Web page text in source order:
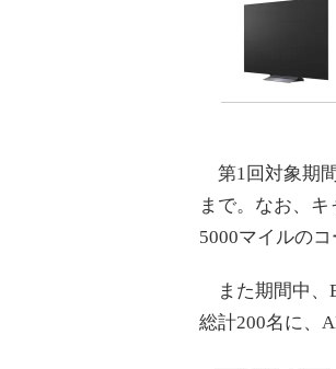
第1回対象期
まで。なお、
5000マイルのコ
また期間中、
総計200名に、